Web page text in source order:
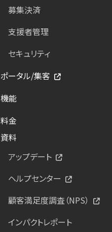
募集決済
支援者管理
セキュリティ
ポータル/集客
機能
料金
資料
アップデート
ヘルプセンター
顧客満足度調査（NPS）
インパクトレポート